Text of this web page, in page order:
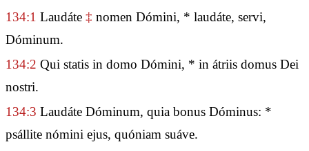
134:1 Laudáte ‡ nomen Dómini, * laudáte, servi,
Dóminum.
134:2 Qui statis in domo Dómini, * in átriis domus Dei
nostri.
134:3 Laudáte Dóminum, quia bonus Dóminus: *
psállite nómini ejus, quóniam suáve.